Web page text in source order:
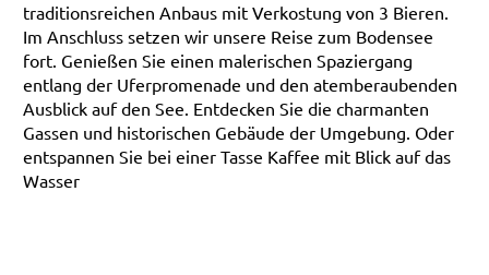
traditionsreichen Anbaus mit Verkostung von 3 Bieren.
Im Anschluss setzen wir unsere Reise zum Bodensee
fort. Genießen Sie einen malerischen Spaziergang
entlang der Uferpromenade und den atemberaubenden
Ausblick auf den See. Entdecken Sie die charmanten
Gassen und historischen Gebäude der Umgebung. Oder
entspannen Sie bei einer Tasse Kaffee mit Blick auf das
Wasser